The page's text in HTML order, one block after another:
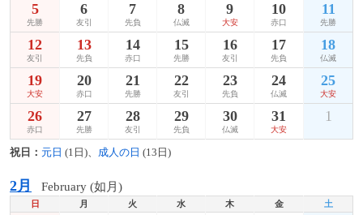
5
先勝
6
友引
7
先負
8
仏滅
9
大安
10
赤口
11
先勝
12
友引
13
先負
14
赤口
15
先勝
16
友引
17
先負
18
仏滅
19
大安
20
赤口
21
先勝
22
友引
23
先負
24
仏滅
25
大安
26
赤口
27
先勝
28
友引
29
先負
30
仏滅
31
大安
1
祝日： 元日 (1日)、 成人の日 (13日)
2月 February (如月)
日 月 火 水 木 金 土